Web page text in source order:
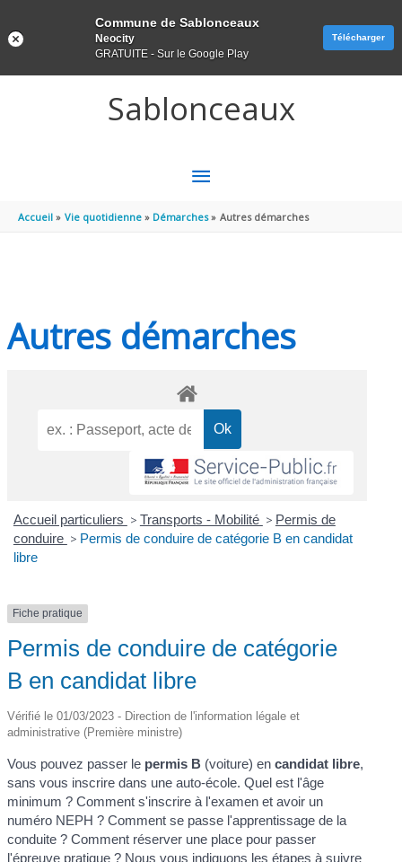
Sablonceaux
MENU
PRINCIPAL
Accueil Vie quotidienne Démarches Autres démarches
Autres démarches
Accueil particuliers > Transports - Mobilité > Permis de
conduire > Permis de conduire de catégorie B en candidat
libre
Fiche pratique
Permis de conduire de catégorie
B en candidat libre
Vérifié le 01/03/2023 - Direction de l'information légale et
administrative (Première ministre)
Vous pouvez passer le permis B (voiture) encandidat libre,
sans vous inscrire dans une auto-école. Quel est l'âge
minimum ? Comment s'inscrire à l'examen et avoir un
numéro NEPH ? Comment se passe l'apprentissage de la
conduite ? Comment réserver une place pour passer
l'épreuve pratique ? Nous vous indiquons les étapes à suivre
Commune de Sablonceaux
Neocity
GRATUITE - Sur le Google Play
Télécharger